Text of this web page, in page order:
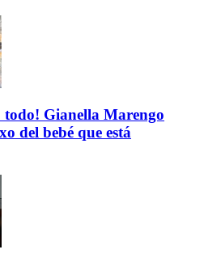
todo! Gianella Marengo
del bebé que está